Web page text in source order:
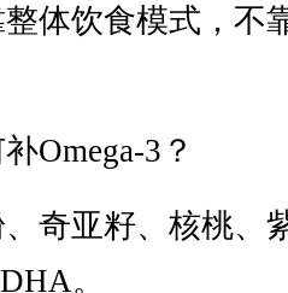
体饮食模式，不
Omega-3？
奇亚籽、核桃、
。